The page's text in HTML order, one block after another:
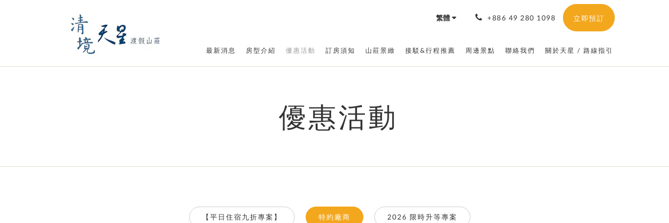
繁體 +886 49 280 1098 立即預訂
最新消息 房型介紹 優惠活動 訂房須知 山莊景緻 接駁&行程推薦 周邊景點 聯絡我們 關於天星 / 路線指引
優惠活動
【平日住宿九折專案】 特約廠商 2026 限時升等專案